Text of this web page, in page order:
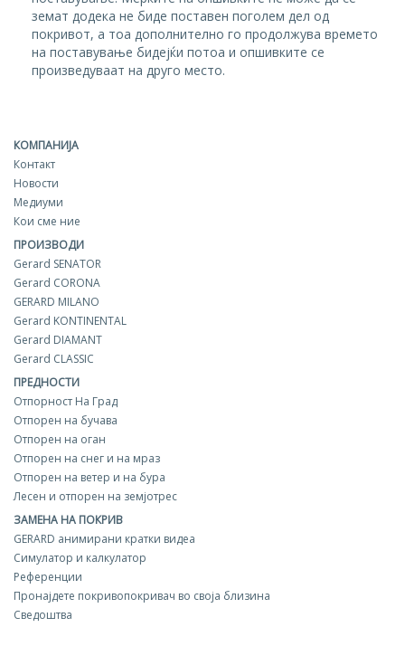
земат додека не биде поставен поголем дел од
покривот, а тоа дополнително го продолжува времето
на поставување бидејќи потоа и опшивките се
произведуваат на друго место.
КОМПАНИЈА
Контакт
Новости
Медиуми
Кои сме ние
ПРОИЗВОДИ
Gerard SENATOR
Gerard CORONA
GERARD MILANO
Gerard KONTINENTAL
Gerard DIAMANT
Gerard CLASSIC
ПРЕДНОСТИ
Отпорност На Град
Отпорен на бучава
Отпорен на оган
Отпорен на снег и на мраз
Отпорен на ветер и на бура
Лесен и отпорен на земјотрес
ЗАМЕНА НА ПОКРИВ
GERARD aнимирани кратки видеа
Симулатор и калкулатор
Референции
Пронајдете покривопокривач во своја близина
Сведоштва